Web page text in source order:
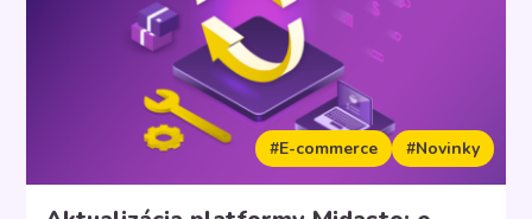
#E-commerce #Novinky